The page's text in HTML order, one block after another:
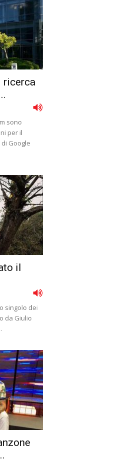
ricerca
sono
per il
Google
il
singolo dei
da Giulio